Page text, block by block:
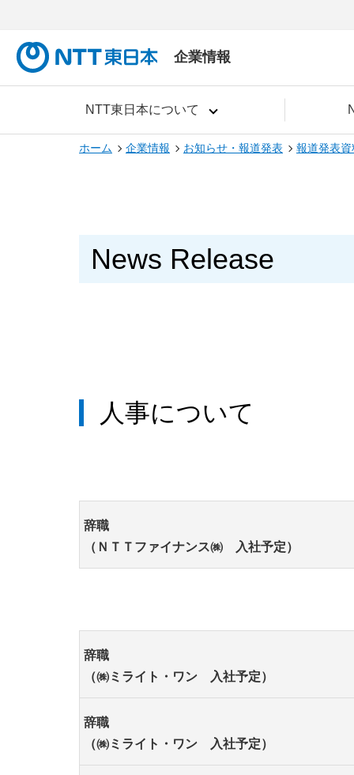
企業情報
NTT東日本について
ホーム 企業情報 お知らせ・報道発表 報道発表資
News Release
人事について
辞職
（ＮＴＴファイナンス㈱ 入社予定）
辞職
（㈱ミライト・ワン 入社予定）
辞職
（㈱ミライト・ワン 入社予定）